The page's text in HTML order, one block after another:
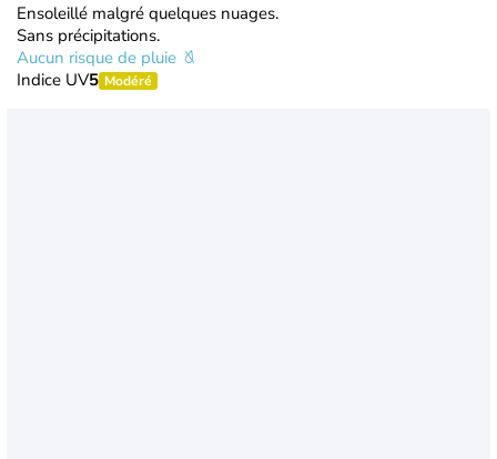
Ensoleillé malgré quelques nuages.
Sans précipitations.
Aucun risque de pluie
Indice UV5 Modéré